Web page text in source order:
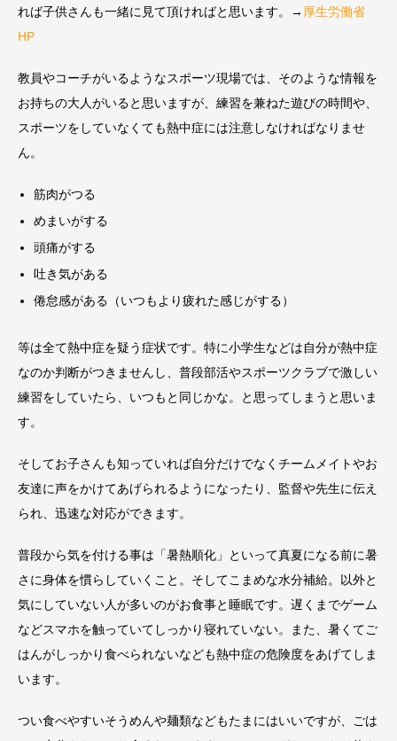
れば子供さんも一緒に見て頂ければと思います。→ 厚生労働省
HP
教員やコーチがいるようなスポーツ現場では、そのような情報を
お持ちの大人がいると思いますが、練習を兼ねた遊びの時間や、
スポーツをしていなくても熱中症には注意しなければなりませ
ん。
筋肉がつる
めまいがする
頭痛がする
吐き気がある
倦怠感がある（いつもより疲れた感じがする）
等は全て熱中症を疑う症状です。特に小学生などは自分が熱中症
なのか判断がつきませんし、普段部活やスポーツクラブで激しい
練習をしていたら、いつもと同じかな。と思ってしまうと思いま
す。
そしてお子さんも知っていれば自分だけでなくチームメイトやお
友達に声をかけてあげられるようになったり、監督や先生に伝え
られ、迅速な対応ができます。
普段から気を付ける事は「暑熱順化」といって真夏になる前に暑
さに身体を慣らしていくこと。そしてこまめな水分補給。以外と
気にしていない人が多いのがお食事と睡眠です。遅くまでゲーム
などスマホを触っていてしっかり寝れていない。また、暑くてご
はんがしっかり食べられないなども熱中症の危険度をあげてしま
います。
つい食べやすいそうめんや麺類などもたまにはいいですが、ごは